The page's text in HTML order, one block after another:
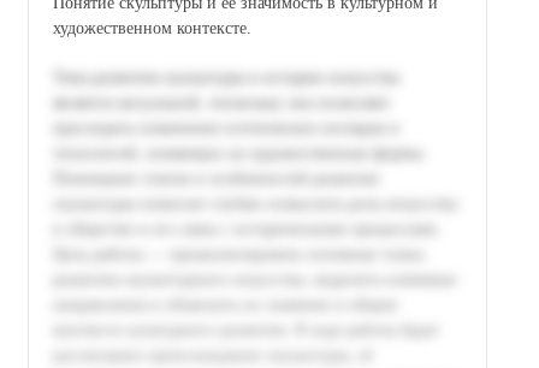
художественном контексте.